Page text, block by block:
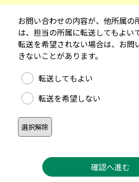
お問い合わせの内容が、他所属の
は、担当の所属に転送してもよい
転送を希望されない場合は、お問
きないことがあります。
他所属への転送可否
転送してもよい
転送を希望しない